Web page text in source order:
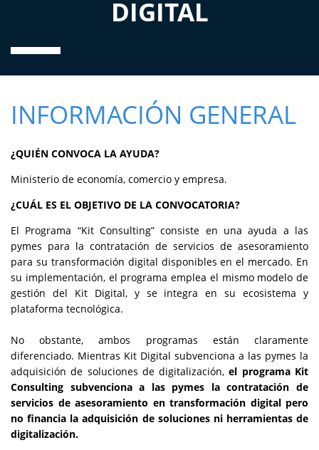
DIGITAL
INFORMACIÓN GENERAL
¿QUIÉN CONVOCA LA AYUDA?
Ministerio de economía, comercio y empresa.
¿CUÁL ES EL OBJETIVO DE LA CONVOCATORIA?
El Programa “Kit Consulting” consiste en una ayuda a las
pymes para la contratación de servicios de asesoramiento
para su transformación digital disponibles en el mercado. En
su implementación, el programa emplea el mismo modelo de
gestión del Kit Digital, y se integra en su ecosistema y
plataforma tecnológica.
No obstante, ambos programas están claramente
diferenciado. Mientras Kit Digital subvenciona a las pymes la
adquisición de soluciones de digitalización,el programa Kit
Consulting subvenciona a las pymes la contratación de
servicios de asesoramiento en transformación digital pero
no financia la adquisición de soluciones ni herramientas de
digitalización.